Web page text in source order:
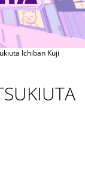
Ichiban Kuji